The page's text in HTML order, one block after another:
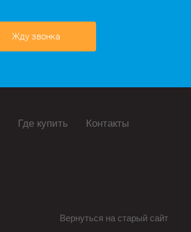
Жду звонка
Где купить Контакты
Вернуться на старый сайт